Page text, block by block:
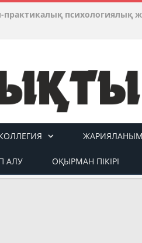
психологиялық
ЖАРИЯЛАНЫМ
АЛУ ОҚЫРМАН ПІКІРІ